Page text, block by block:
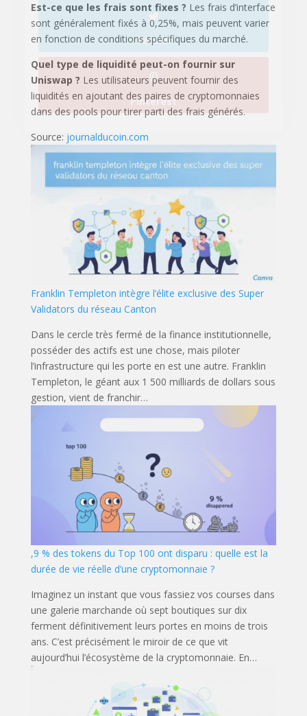
Est-ce que les frais sont fixes ? Les frais d’interface
sont généralement fixés à 0,25%, mais peuvent varier
en fonction de conditions spécifiques du marché.
Quel type de liquidité peut-on fournir sur
Uniswap ? Les utilisateurs peuvent fournir des
liquidités en ajoutant des paires de cryptomonnaies
dans des pools pour tirer parti des frais générés.
Source: journalducoin.com
Franklin Templeton intègre l’élite exclusive des Super
Validators du réseau Canton
Dans le cercle très fermé de la finance institutionnelle,
posséder des actifs est une chose, mais piloter
l’infrastructure qui les porte en est une autre. Franklin
Templeton, le géant aux 1 500 milliards de dollars sous
gestion, vient de franchir…
,9 % des tokens du Top 100 ont disparu : quelle est la
durée de vie réelle d’une cryptomonnaie ?
Imaginez un instant que vous fassiez vos courses dans
une galerie marchande où sept boutiques sur dix
ferment définitivement leurs portes en moins de trois
ans. C’est précisément le miroir de ce que vit
aujourd’hui l’écosystème de la cryptomonnaie. En…